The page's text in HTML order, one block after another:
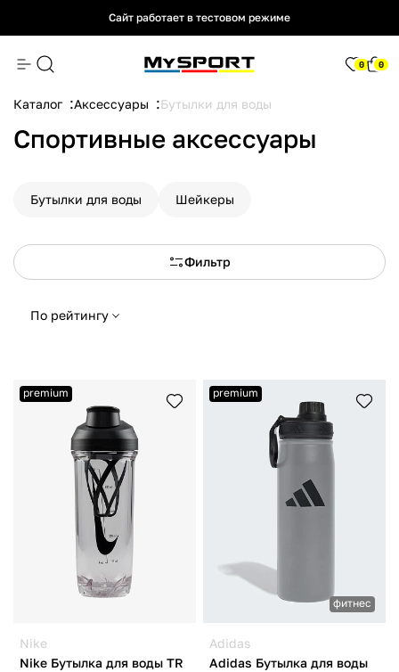
Сайт работает в тестовом режиме
Сайт работает в тестовом режиме
Сайт работает в тестовом режиме
0 0
Каталог Аксессуары Бутылки для воды
Спортивные аксессуары
Бутылки для воды Шейкеры
Фильтр
По рейтингу
premium
Nike
Nike Бутылка для воды TR
premium
фитнес
Adidas
Adidas Бутылка для воды